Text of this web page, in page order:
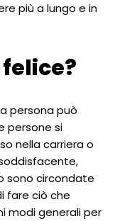
più a lungo e in
persona può
persone si
nella carriera o
sono circondate
fare ciò che
modi generali per